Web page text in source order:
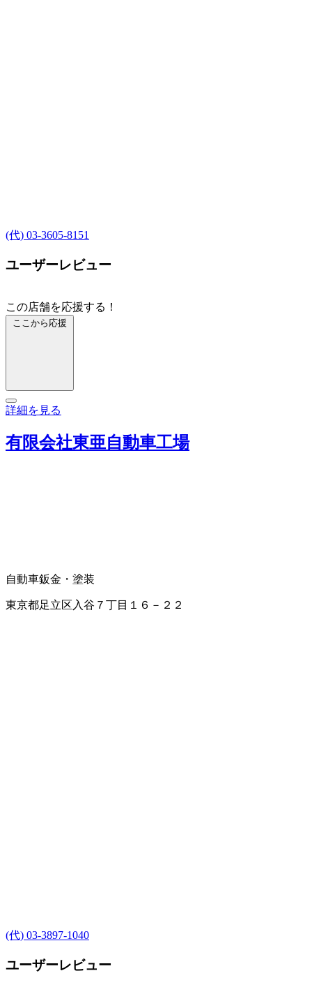
(代) 03-3605-8151
ユーザーレビュー
この店舗を応援する！
ここから応援
詳細を見る
有限会社東亜自動車工場
自動車鈑金・塗装
東京都足立区入谷７丁目１６－２２
(代) 03-3897-1040
ユーザーレビュー